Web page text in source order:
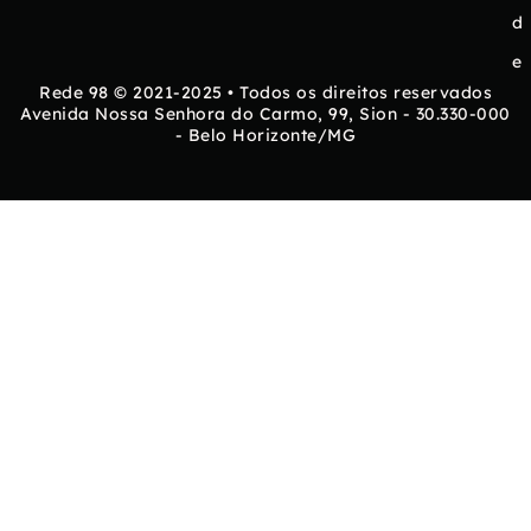
d
e
Rede 98 © 2021-2025 • Todos os direitos reservados
Avenida Nossa Senhora do Carmo, 99, Sion - 30.330-000
- Belo Horizonte/MG